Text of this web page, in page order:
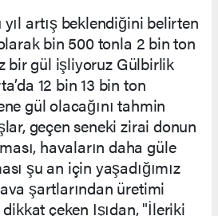
artış beklendiğini belirten
bin 500 tonla 2 bin ton
bir gül işliyoruz Gülbirlik
12 bin 13 bin ton
gül olacağını tahmin
geçen seneki zirai donun
havaların daha güle
şu an için yaşadığımız
şartlarından üretimi
çeken Işıdan, "İleriki